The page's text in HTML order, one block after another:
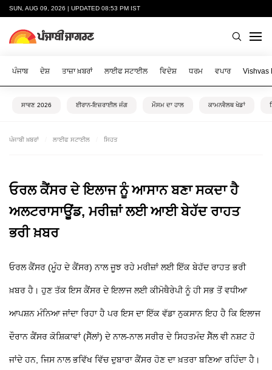
SUN, AUG 09, 2026 | UPDATED 08:53 PM IST
ਪੰਜਾਬ ਦੇਸ਼ ਤਾਜ਼ਾ ਖ਼ਬਰਾਂ ਲਾਈਫ ਸਟਾਈਲ ਵਿਦੇਸ਼ ਧਰਮ ਵਪਾਰ Vishvas
ਸਾਵਣ 2026 ਈਰਾਨ-ਇਜ਼ਰਾਈਲ ਜੰਗ ਮੌਸਮ ਦਾ ਹਾਲ ਕਾਮਨਵੈਲਥ ਖੇਡਾਂ
ਪੰਜਾਬੀ ਖ਼ਬਰਾਂ ਲਾਈਫ ਸਟਾਈਲ ਸਿਹਤ
ਓਰਲ ਕੈਂਸਰ ਦੇ ਇਲਾਜ ਨੂੰ ਆਸਾਨ ਬਣਾ ਸਕਦਾ ਹੈ
ਅਲਟਰਾਸਾਊਂਡ, ਮਰੀਜ਼ਾਂ ਲਈ ਆਈ ਬੇਹੱਦ ਰਾਹਤ
ਭਰੀ ਖ਼ਬਰ
ਓਰਲ ਕੈਂਸਰ (ਮੂੰਹ ਦੇ ਕੈਂਸਰ) ਨਾਲ ਜੂਝ ਰਹੇ ਮਰੀਜ਼ਾਂ ਲਈ ਇੱਕ ਬੇਹੱਦ ਰਾਹਤ ਭਰੀ
ਖ਼ਬਰ ਹੈ। ਹੁਣ ਤੱਕ ਇਸ ਕੈਂਸਰ ਦੇ ਇਲਾਜ ਲਈ ਕੀਮੋਥੈਰੇਪੀ ਨੂੰ ਹੀ ਸਭ ਤੋਂ ਵਧੀਆ
ਆਪਸ਼ਨ ਮੰਨਿਆ ਜਾਂਦਾ ਰਿਹਾ ਹੈ ਪਰ ਇਸ ਦਾ ਇੱਕ ਵੱਡਾ ਨੁਕਸਾਨ ਇਹ ਹੈ ਕਿ ਇਲਾਜ
ਦੌਰਾਨ ਕੈਂਸਰ ਕੋਸ਼ਿਕਾਵਾਂ (ਸੈੱਲਾਂ) ਦੇ ਨਾਲ-ਨਾਲ ਸਰੀਰ ਦੇ ਸਿਹਤਮੰਦ ਸੈੱਲ ਵੀ ਨਸ਼ਟ ਹੋ
ਜਾਂਦੇ ਹਨ, ਜਿਸ ਨਾਲ ਭਵਿੱਖ ਵਿੱਚ ਦੁਬਾਰਾ ਕੈਂਸਰ ਹੋਣ ਦਾ ਖ਼ਤਰਾ ਬਣਿਆ ਰਹਿੰਦਾ ਹੈ।